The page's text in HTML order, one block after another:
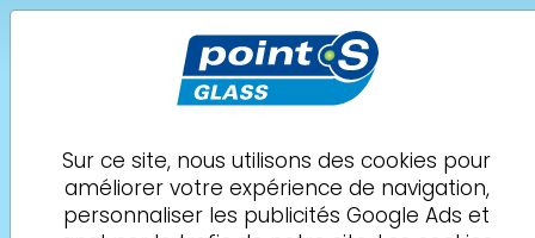
RC AUTOCENTER
04 81 68 08 21 Demande de
rendez-vous
Sur ce site, nous utilisons des cookies pour
améliorer votre expérience de navigation,
personnaliser les publicités Google Ads et